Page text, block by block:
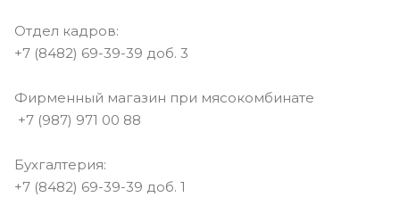
Отдел кадров:
+7 (8482) 69-39-39 доб. 3
Фирменный магазин при мясокомбинате
+7 (987) 971 00 88
Бухгалтерия:
+7 (8482) 69-39-39 доб. 1